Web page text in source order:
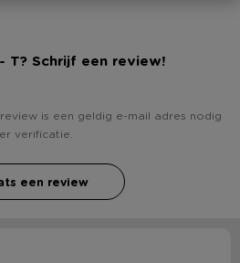
T? Schrijf een review!
is een geldig e-mail adres nodig
verificatie.
een review